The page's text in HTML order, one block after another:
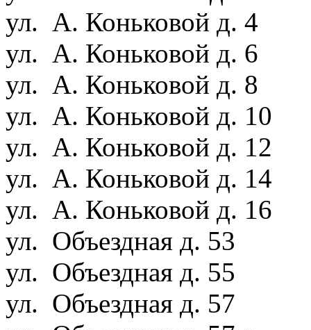
ул. А. Коньковой д. 4
ул. А. Коньковой д. 6
ул. А. Коньковой д. 8
ул. А. Коньковой д. 10
ул. А. Коньковой д. 12
ул. А. Коньковой д. 14
ул. А. Коньковой д. 16
ул. Объездная д. 53
ул. Объездная д. 55
ул. Объездная д. 57